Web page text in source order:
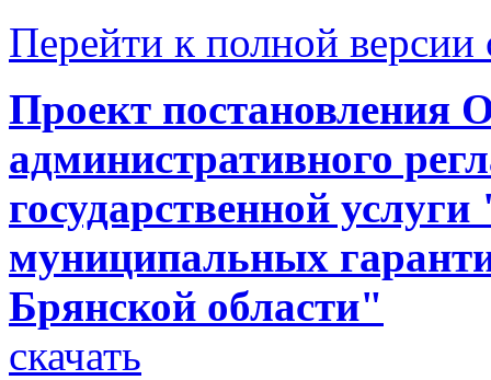
Перейти к полной версии
Проект постановления
административного
государственной
муниципальных
Брянской области"
скачать